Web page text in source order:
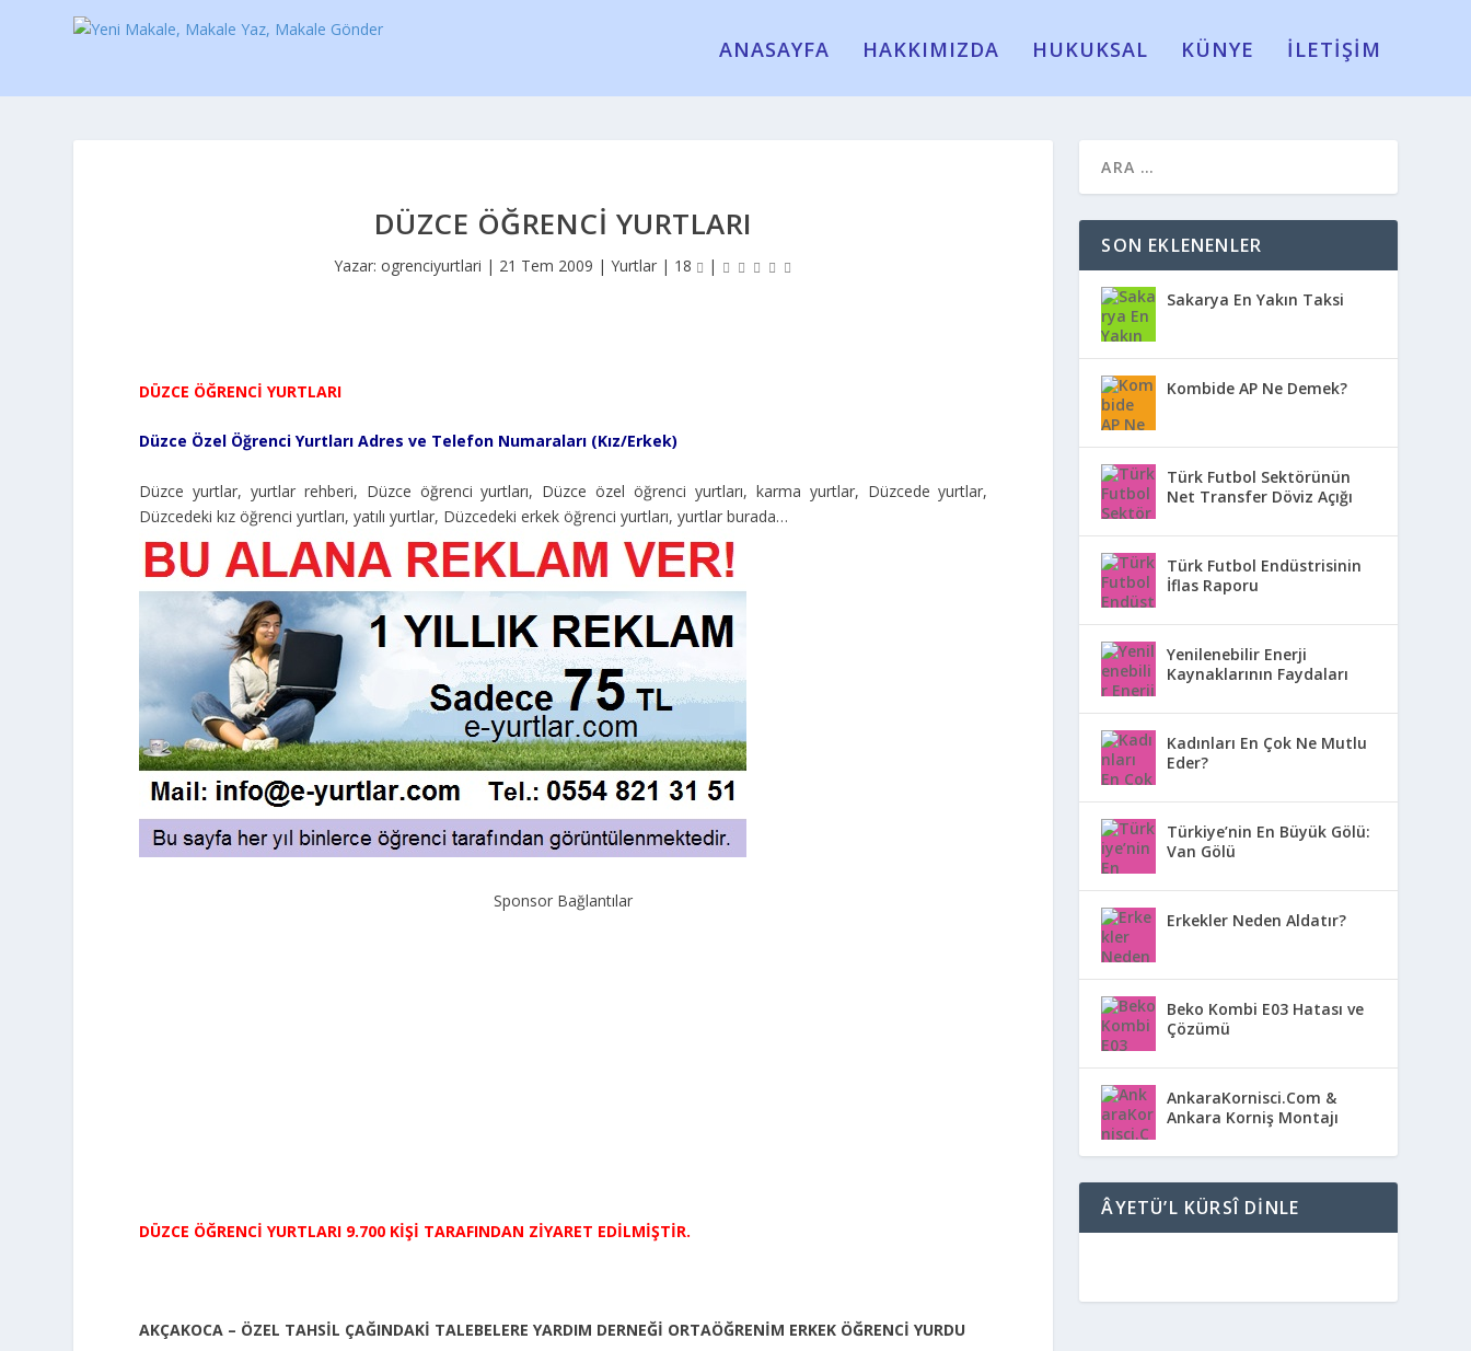
ANASAYFA HAKKIMIZDA HUKUKSAL KÜNYE İLETİŞİM
DÜZCE ÖĞRENCI YURTLARI
Yazar: ogrenciyurtlari | 21 Tem 2009 | Yurtlar| 18 |
DÜZCE ÖĞRENCİ YURTLARI
Düzce Özel Öğrenci Yurtları Adres ve Telefon Numaraları (Kız/Erkek)
Düzce yurtlar, yurtlar rehberi, Düzce öğrenci yurtları, Düzce özel öğrenci yurtları, karma yurtlar, Düzcede yurtlar,
Düzcedeki kız öğrenci yurtları, yatılı yurtlar, Düzcedeki erkek öğrenci yurtları, yurtlar burada…
Sponsor Bağlantılar
DÜZCE ÖĞRENCİ YURTLARI 9.700 KİŞİ TARAFINDAN ZİYARET EDİLMİŞTİR.
AKÇAKOCA – ÖZEL TAHSİL ÇAĞINDAKİ TALEBELERE YARDIM DERNEĞİ ORTAÖĞRENİM ERKEK ÖĞRENCİ YURDU
SON EKLENENLER
Sakarya En Yakın Taksi
Kombide AP Ne Demek?
Türk Futbol Sektörünün
Net Transfer Döviz Açığı
Türk Futbol Endüstrisinin
İflas Raporu
Yenilenebilir Enerji
Kaynaklarının Faydaları
Kadınları En Çok Ne Mutlu
Eder?
Türkiye’nin En Büyük Gölü:
Van Gölü
Erkekler Neden Aldatır?
Beko Kombi E03 Hatası ve
Çözümü
AnkaraKornisci.Com &
Ankara Korniş Montajı
ÂYETÜ’L KÜRSÎ DINLE